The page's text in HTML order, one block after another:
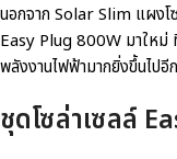
นอกจาก Solar Slim แผงโ
Easy Plug 800W มาใหม่
พลังงานไฟฟ้ามากยิ่งขึ้นไปอีก
ชุดโซล่าเซลล์